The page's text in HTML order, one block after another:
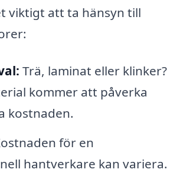
viktigt att ta hänsyn till
Trä, laminat eller klinker?
kommer att påverka
kostnaden.
för en
hantverkare kan variera.